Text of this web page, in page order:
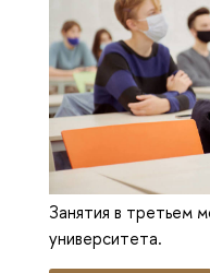
Занятия в третьем
университета.